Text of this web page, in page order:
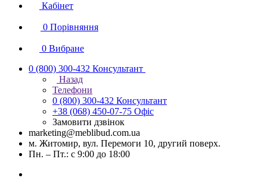
Кабінет
0 Порівняння
0 Вибране
0 (800) 300-432 Консультант
Назад
Телефони
0 (800) 300-432 Консультант
+38 (068) 450-07-75 Офіс
Замовити дзвінок
marketing@meblibud.com.ua
м. Житомир, вул. Перемоги 10, другий поверх.
Пн. – Пт.: с 9:00 до 18:00